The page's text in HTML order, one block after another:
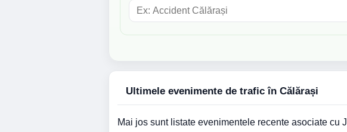
Ultimele evenimente de trafic în Călărași
Mai jos sunt listate evenimentele recente asociate cu